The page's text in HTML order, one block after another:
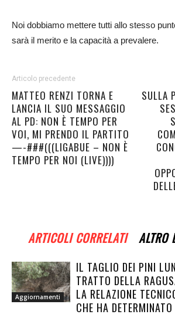
Noi dobbiamo mettere tutti allo stesso
sarà il merito e la capacità a prevalere.
Articolo precedente
MATTEO RENZI TORNA E
LANCIA IL SUO MESSAGGIO
AL PD: NON È TEMPO PER
VOI, MI PRENDO IL PARTITO
—-###(((LIGABUE – NON È
TEMPO PER NOI (LIVE))))
SULLA
ARTICOLI CORRELATI ALTRO
Aggiornamenti
IL TAGLIO DEI PINI
TRATTO DELLA
LA RELAZIONE
CHE HA DETERMINATO